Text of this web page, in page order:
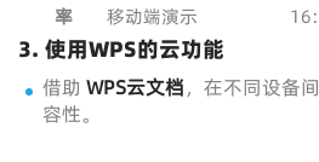
率
移动端演示
3. 使用WPS的云功能
借助 WPS云文档，在不同设备
容性。